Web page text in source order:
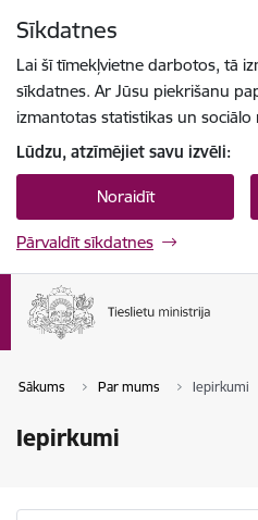
Sīkdatnes
Lai šī tīmekļvietne darbotos, tā
sīkdatnes. Ar Jūsu piekrišanu
izmantotas statistikas un sociālo
Lūdzu, atzīmējiet savu izvēli:
Noraidīt
Pārvaldīt sīkdatnes
Sākums Par mums Iepirkumi
Iepirkumi